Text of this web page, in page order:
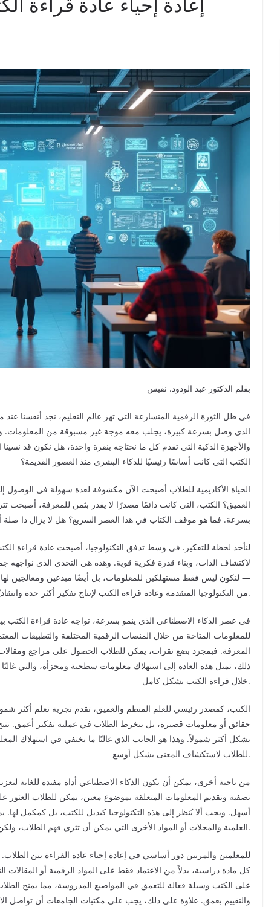
بقلم الدكتور عبد الودود. نفيس
في ظل الثورة الرقمية المتسارعة التي تهز عالم التعليم، نجد أنفسنا
والأجهزة الذكية التي تقدم كل ما نحتاجه بنقرة واحدة، هل نكون قد
الكتب التي كانت أساسًا رئيسيًا للذكاء البشري منذ العصور القديمة؟
الحياة الأكاديمية للطلاب أصبحت الآن مكشوفة لعدة سهولة في
العميق؟ الكتب، التي كانت دائمًا مصدرًا لا يقدر بثمن للمعرفة،
بسرعة. فما هو موقف الكتاب في هذا العصر السريع؟ هل لا يزال ذا صلة
لنأخذ لحظة للتفكير. في وسط تدفق التكنولوجيا، أصبحت عادة قراءة
لاكتشاف الذات، وبناء قدرة فكرية قوية. وهذه هي التحدي الذي نواجهه
— لنكون ليس فقط مستهلكين للمعلومات، بل أيضًا مبدعين ومعالجين لها
من التكنولوجيا المتقدمة وعادة قراءة الكتب لإنتاج تفكير أكثر حدة وانتقاديًا وابتكاريًا.
في عصر الذكاء الاصطناعي الذي ينمو بسرعة، تواجه عادة قراءة الكتب
للمعلومات المتاحة من خلال المنصات الرقمية المختلفة والتطبيقات
المعرفة. فبمجرد بضع نقرات، يمكن للطلاب الحصول على مراجع
ذلك، تميل هذه العادة إلى استهلاك معلومات سطحية ومجزأة، والتي
خلال قراءة الكتب بشكل كامل.
الكتب، كمصدر رئيسي للعلم المنظم والعميق، تقدم تجربة تعلم أكثر
حقائق أو معلومات قصيرة، بل ينخرط الطلاب في عملية تفكير أعمق.
بشكل أكثر شمولاً. وهذا هو الجانب الذي غالبًا ما يختفي في استهلاك
للطلاب لاستكشاف المعنى بشكل أوسع.
من ناحية أخرى، يمكن أن يكون الذكاء الاصطناعي أداة مفيدة للغاية
تصفية وتقديم المعلومات المتعلقة بموضوع معين، يمكن للطلاب
أسهل. ويجب ألا يُنظر إلى هذه التكنولوجيا كبديل للكتب، بل كمكمل
العلمية والمجلات أو المواد الأخرى التي يمكن أن تثري فهم الطلاب، ولكن لا يزال للكتب دور مهم في تقديم فهم شامل.
للمعلمين والمربين دور أساسي في إعادة إحياء عادة القراءة بين
كل مادة دراسية، بدلاً من الاعتماد فقط على المواد الرقمية أو
على الكتب وسيلة فعالة للتعمق في المواضيع المدروسة، مما يمنح
والتقييم بعمق. علاوة على ذلك، يجب على مكتبات الجامعات أن تواصل